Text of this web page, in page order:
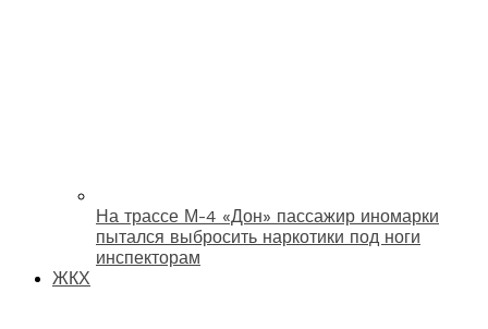
На трассе М-4 «Дон» пассажир иномарки
пытался выбросить наркотики под ноги
инспекторам
ЖКХ